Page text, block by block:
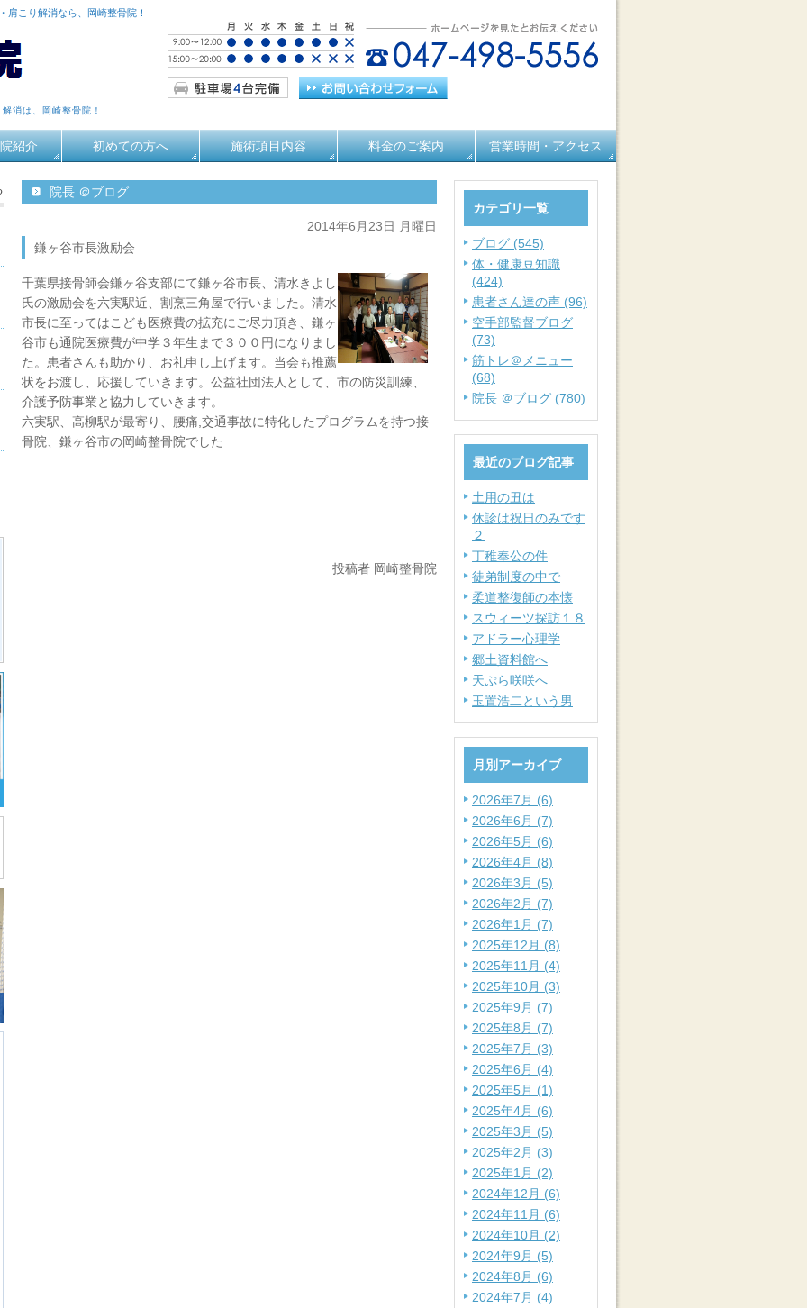
肩こり解消なら、岡崎整骨院！
消は、岡崎整骨院！
紹介 初めての方へ 施術項目内容 料金のご案内 営業時間・アクセス
院長 ＠ブログ
2014年6月23日 月曜日
鎌ヶ谷市長激励会
千葉県接骨師会鎌ヶ谷支部にて鎌ヶ谷市長、清水きよし
氏の激励会を六実駅近、割烹三角屋で行いました。清水
市長に至ってはこども医療費の拡充にご尽力頂き、鎌ヶ
谷市も通院医療費が中学３年生まで３００円になりまし
た。患者さんも助かり、お礼申し上げます。当会も推薦
状をお渡し、応援していきます。公益社団法人として、市の防災訓練、
介護予防事業と協力していきます。
六実駅、高柳駅が最寄り、腰痛,交通事故に特化したプログラムを持つ接
骨院、鎌ヶ谷市の岡崎整骨院でした
投稿者 岡崎整骨院
カテゴリ一覧
ブログ (545)
体・健康豆知識
(424)
患者さん達の声 (96)
空手部監督ブログ
(73)
筋トレ＠メニュー
(68)
院長 ＠ブログ (780)
最近のブログ記事
土用の丑は
休診は祝日のみです
２
丁稚奉公の件
徒弟制度の中で
柔道整復師の本懐
スウィーツ探訪１８
アドラー心理学
郷土資料館へ
天ぷら咲咲へ
玉置浩二という男
月別アーカイブ
2026年7月 (6)
2026年6月 (7)
2026年5月 (6)
2026年4月 (8)
2026年3月 (5)
2026年2月 (7)
2026年1月 (7)
2025年12月 (8)
2025年11月 (4)
2025年10月 (3)
2025年9月 (7)
2025年8月 (7)
2025年7月 (3)
2025年6月 (4)
2025年5月 (1)
2025年4月 (6)
2025年3月 (5)
2025年2月 (3)
2025年1月 (2)
2024年12月 (6)
2024年11月 (6)
2024年10月 (2)
2024年9月 (5)
2024年8月 (6)
2024年7月 (4)